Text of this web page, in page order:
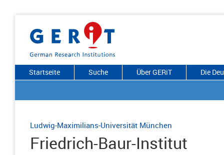
Startseite Suche Über GERiT Die
Ludwig-Maximilians-Universität München
Friedrich-Baur-Institut